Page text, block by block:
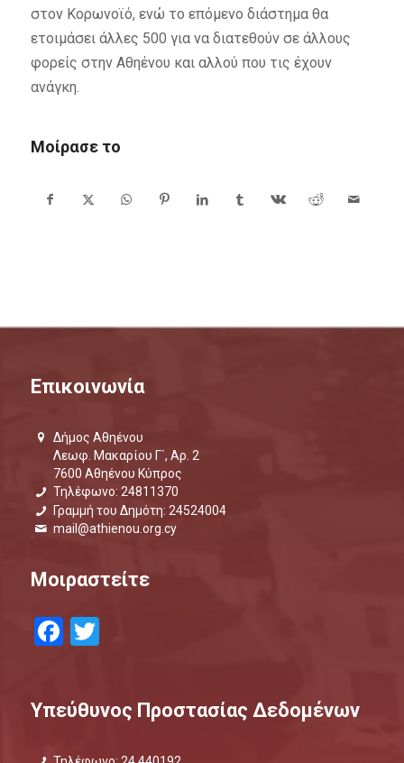
στον Κορωνοϊό, ενώ το επόμενο διάστημα θα
ετοιμάσει άλλες 500 για να διατεθούν σε άλλους
φορείς στην Αθηένου και αλλού που τις έχουν
ανάγκη.
Μοίρασε το
Επικοινωνία
Δήμος Αθηένου
Λεωφ. Μακαρίου Γ΄, Αρ. 2
7600 Αθηένου Κύπρος
Τηλέφωνο: 24811370
Γραμμή του Δημότη: 24524004
mail@athienou.org.cy
Μοιραστείτε
Facebook
Twitter
Υπεύθυνος Προστασίας Δεδομένων